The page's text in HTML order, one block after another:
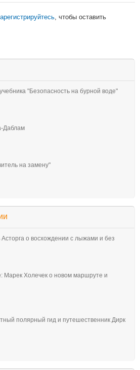
, чтобы оставить
"Безопасность на бурной воде"
Даблам
на замену"
о восхождении с лыжами и без
Марек Холечек о новом маршруте и
полярный гид и путешественник Дирк